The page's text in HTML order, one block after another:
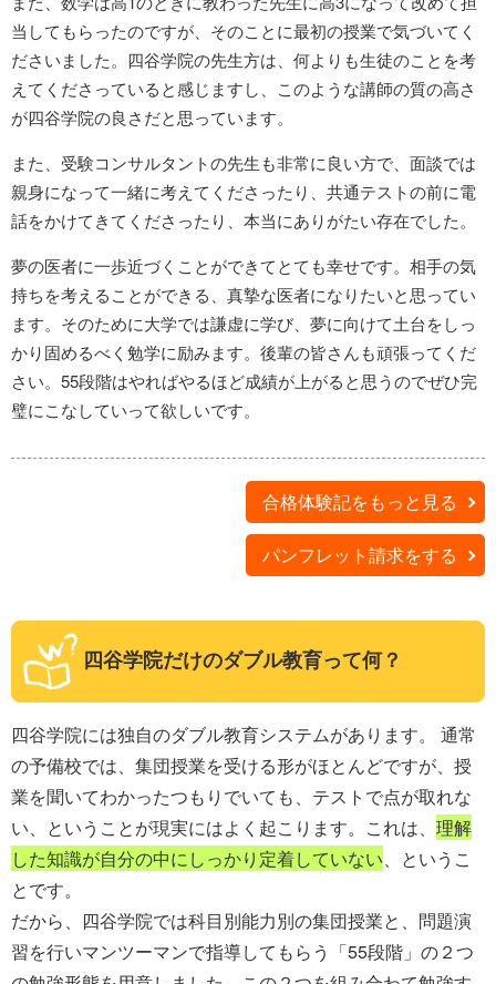
当してもらったのですが、そのことに最初の授業で気づいてく
ださいました。四谷学院の先生方は、何よりも生徒のことを考
えてくださっていると感じますし、このような講師の質の高さ
が四谷学院の良さだと思っています。
また、受験コンサルタントの先生も非常に良い方で、面談では
親身になって一緒に考えてくださったり、共通テストの前に電
話をかけてきてくださったり、本当にありがたい存在でした。
夢の医者に一歩近づくことができてとても幸せです。相手の気
持ちを考えることができる、真摯な医者になりたいと思ってい
ます。そのために大学では謙虚に学び、夢に向けて土台をしっ
かり固めるべく勉学に励みます。後輩の皆さんも頑張ってくだ
さい。55段階はやればやるほど成績が上がると思うのでぜひ完
璧にこなしていって欲しいです。
合格体験記をもっと見る
パンフレット請求をする
四谷学院だけのダブル教育って何？
四谷学院には独自のダブル教育システムがあります。 通常
の予備校では、集団授業を受ける形がほとんどですが、授
業を聞いてわかったつもりでいても、テストで点が取れな
い、ということが現実にはよく起こります。これは、 理解
した知識が自分の中にしっかり定着していない、というこ
とです。
だから、四谷学院では科目別能力別の集団授業と、問題演
習を行いマンツーマンで指導してもらう「55段階」の２つ